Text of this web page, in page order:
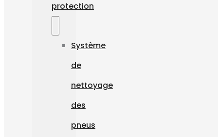
protection
Système
de
nettoyage
des
pneus